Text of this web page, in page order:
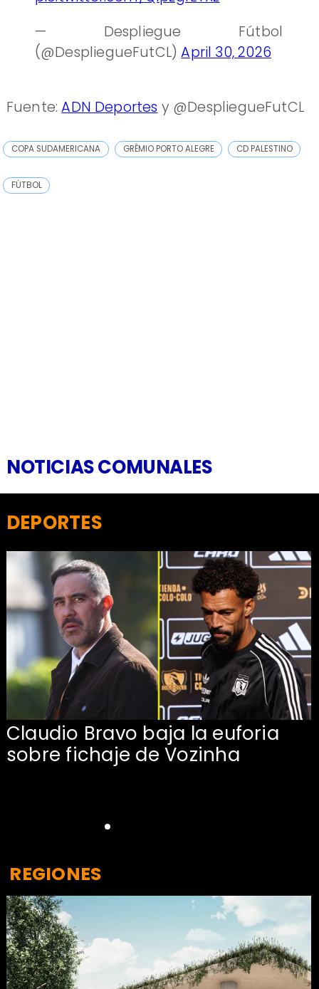
— Despliegue Fútbol
(@DespliegueFutCL)April 30, 2026
Fuente:ADN Deportes y @DespliegueFutCL
COPA SUDAMERICANA GRÊMIO PORTO ALEGRE CD PALESTINO
FÚTBOL
NOTICIAS COMUNALES
Claudio Bravo baja la euforia
sobre fichaje de Vozinha
DEPORTES
REGIONES